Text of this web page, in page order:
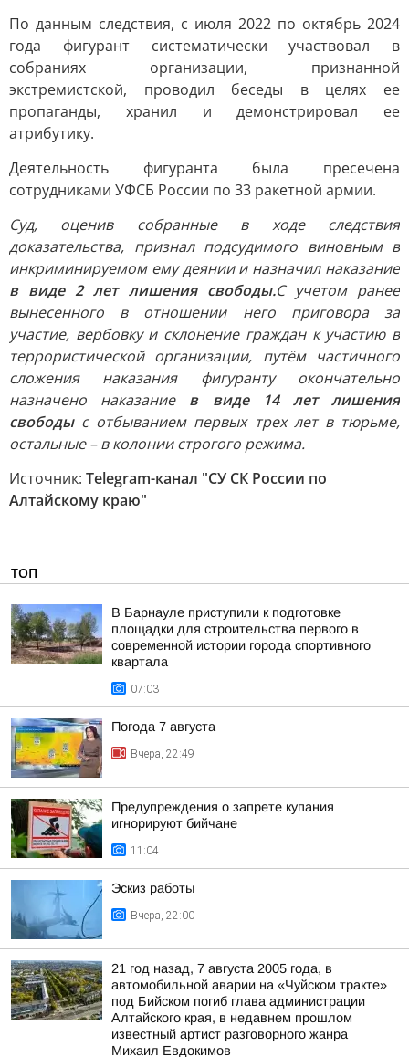
По данным следствия, с июля 2022 по октябрь 2024
года фигурант систематически участвовал в
собраниях организации, признанной
экстремистской, проводил беседы в целях ее
пропаганды, хранил и демонстрировал ее
атрибутику.
Деятельность фигуранта была пресечена
сотрудниками УФСБ России по 33 ракетной армии.
Суд, оценив собранные в ходе следствия
доказательства, признал подсудимого виновным в
инкриминируемом ему деянии и назначил наказание
в виде 2 лет лишения свободы.С учетом ранее
вынесенного в отношении него приговора за
участие, вербовку и склонение граждан к участию в
террористической организации, путём частичного
сложения наказания фигуранту окончательно
назначено наказание в виде 14 лет лишения
свободыс отбыванием первых трех лет в тюрьме,
остальные – в колонии строгого режима.
Источник: Telegram-канал "СУ СК России по
Алтайскому краю"
ТОП
В Барнауле приступили к подготовке
площадки для строительства первого в
современной истории города спортивного
квартала
07:03
Погода 7 августа
Вчера, 22:49
Предупреждения о запрете купания
игнорируют бийчане
11:04
Эскиз работы
Вчера, 22:00
21 год назад, 7 августа 2005 года, в
автомобильной аварии на «Чуйском тракте»
под Бийском погиб глава администрации
Алтайского края, в недавнем прошлом
известный артист разговорного жанра
Михаил Евдокимов